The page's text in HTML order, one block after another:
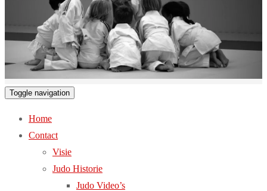
Toggle navigation
Home
Contact
Visie
Judo Historie
Judo Video’s